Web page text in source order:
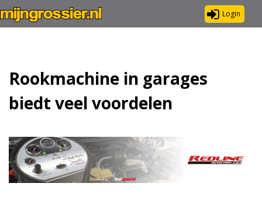
Login
Rookmachine in garages
biedt veel voordelen